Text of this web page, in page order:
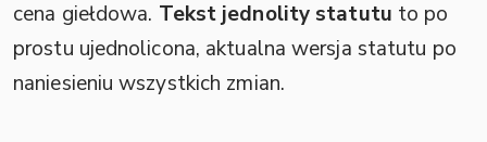
cena giełdowa. Tekst jednolity statutu to po
prostu ujednolicona, aktualna wersja statutu po
naniesieniu wszystkich zmian.